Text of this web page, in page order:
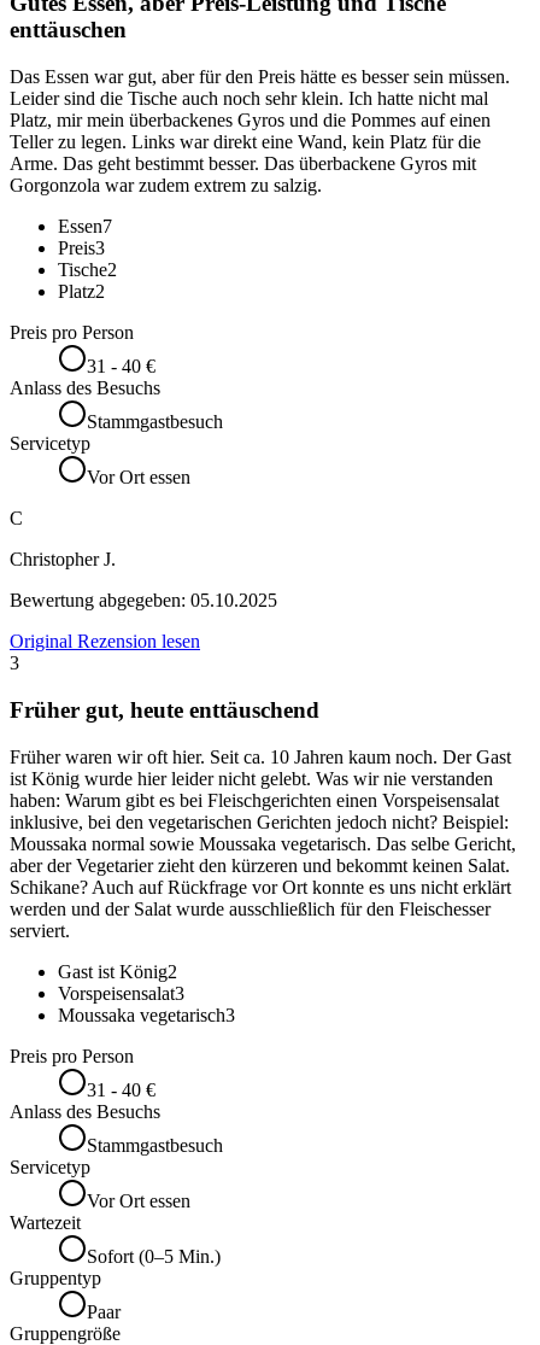
enttäuschen
Das Essen war gut, aber für den Preis hätte es besser sein müssen.
Leider sind die Tische auch noch sehr klein. Ich hatte nicht mal
Platz, mir mein überbackenes Gyros und die Pommes auf einen
Teller zu legen. Links war direkt eine Wand, kein Platz für die
Arme. Das geht bestimmt besser. Das überbackene Gyros mit
Gorgonzola war zudem extrem zu salzig.
Essen7
Preis3
Tische2
Platz2
Preis pro Person
31 - 40 €
Anlass des Besuchs
Stammgastbesuch
Servicetyp
Vor Ort essen
C
Christopher J.
Bewertung abgegeben: 05.10.2025
Original Rezension lesen
3
Früher gut, heute enttäuschend
Früher waren wir oft hier. Seit ca. 10 Jahren kaum noch. Der Gast
ist König wurde hier leider nicht gelebt. Was wir nie verstanden
haben: Warum gibt es bei Fleischgerichten einen Vorspeisensalat
inklusive, bei den vegetarischen Gerichten jedoch nicht? Beispiel:
Moussaka normal sowie Moussaka vegetarisch. Das selbe Gericht,
aber der Vegetarier zieht den kürzeren und bekommt keinen Salat.
Schikane? Auch auf Rückfrage vor Ort konnte es uns nicht erklärt
werden und der Salat wurde ausschließlich für den Fleischesser
serviert.
Gast ist König2
Vorspeisensalat3
Moussaka vegetarisch3
Preis pro Person
31 - 40 €
Anlass des Besuchs
Stammgastbesuch
Servicetyp
Vor Ort essen
Wartezeit
Sofort (0–5 Min.)
Gruppentyp
Paar
Gruppengröße